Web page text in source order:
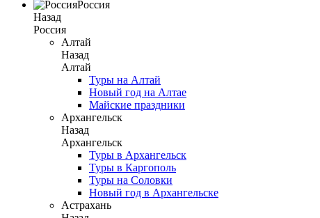
Россия
Назад
Россия
Алтай
Назад
Алтай
Туры на Алтай
Новый год на Алтае
Майские праздники
Архангельск
Назад
Архангельск
Туры в Архангельск
Туры в Каргополь
Туры на Соловки
Новый год в Архангельске
Астрахань